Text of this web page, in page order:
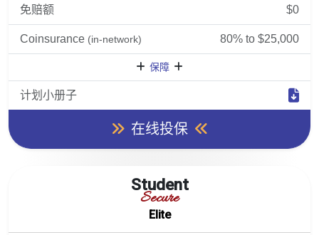
免赔额 $0
Coinsurance (in-network) 80% to $25,000
保障
计划小册子
在线投保
Student
Secure
Elite